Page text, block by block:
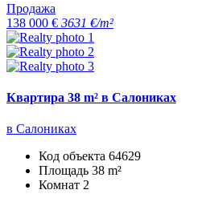
Продажа
138 000 € 3631 €/m²
Квартира 38 m² в Салониках
в Салониках
Код объекта 64629
Площадь 38 m²
Комнат 2